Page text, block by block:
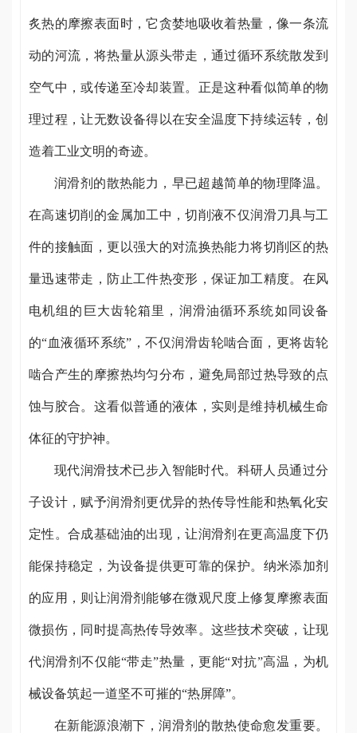
炙热的摩擦表面时，它贪婪地吸收着热量，像一条流
动的河流，将热量从源头带走，通过循环系统散发到
空气中，或传递至冷却装置。正是这种看似简单的物
理过程，让无数设备得以在安全温度下持续运转，创
造着工业文明的奇迹。
润滑剂的散热能力，早已超越简单的物理降温。
在高速切削的金属加工中，切削液不仅润滑刀具与工
件的接触面，更以强大的对流换热能力将切削区的热
量迅速带走，防止工件热变形，保证加工精度。在风
电机组的巨大齿轮箱里，润滑油循环系统如同设备
的“血液循环系统”，不仅润滑齿轮啮合面，更将齿轮
啮合产生的摩擦热均匀分布，避免局部过热导致的点
蚀与胶合。这看似普通的液体，实则是维持机械生命
体征的守护神。
现代润滑技术已步入智能时代。科研人员通过分
子设计，赋予润滑剂更优异的热传导性能和热氧化安
定性。合成基础油的出现，让润滑剂在更高温度下仍
能保持稳定，为设备提供更可靠的保护。纳米添加剂
的应用，则让润滑剂能够在微观尺度上修复摩擦表面
微损伤，同时提高热传导效率。这些技术突破，让现
代润滑剂不仅能“带走”热量，更能“对抗”高温，为机
械设备筑起一道坚不可摧的“热屏障”。
在新能源浪潮下，润滑剂的散热使命愈发重要。